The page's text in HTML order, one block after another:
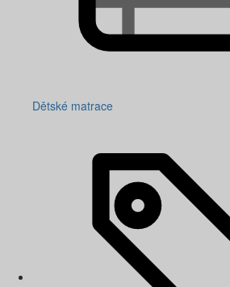
Dětské matrace